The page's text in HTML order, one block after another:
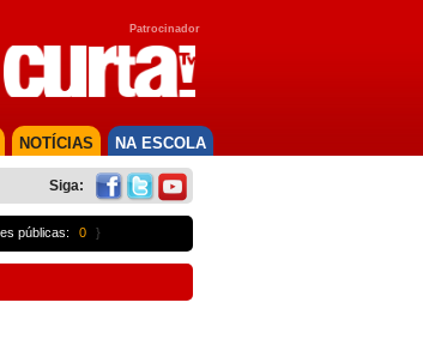
Patrocinador
NA ESCOLA
NOTÍCIAS
Siga:
públicas: 0 }